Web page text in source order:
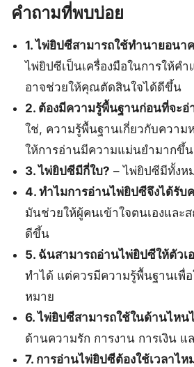
คำถามที่พบบ่อย
1. ไพ่ยิปซีสามารถใช้ทำนายอนา
ไพ่ยิปซีเป็นเครื่องมือในการให้ค
อาจช่วยให้คุณตัดสินใจได้ดีขึ้น
2. ต้องมีความรู้พื้นฐานก่อนที่จะ
ใช่, ความรู้พื้นฐานเกี่ยวกับความ
ให้การอ่านมีความแม่นยำมากขึ้น
3. ไพ่ยิปซีมีกี่ใบ? – ไพ่ยิปซีมีทั้งห
4. ทำไมการอ่านไพ่ยิปซีจึงได้รับ
มันช่วยให้ผู้คนเข้าใจตนเองและ
ดีขึ้น
5. ฉันสามารถอ่านไพ่ยิปซีให้ตัวเ
ทำได้ แต่ควรมีความรู้พื้นฐานเพื่
หมาย
6. ไพ่ยิปซีสามารถใช้ในด้านไหน
ด้านความรัก การงาน การเงิน แ
7. การอ่านไพ่ยิปซีต้องใช้เวลาไห